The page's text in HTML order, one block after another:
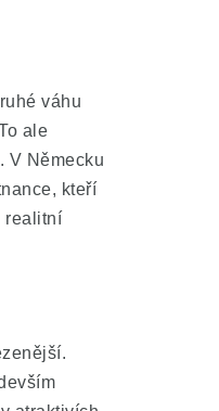
váhu
ale
V Německu
kteří
realitní